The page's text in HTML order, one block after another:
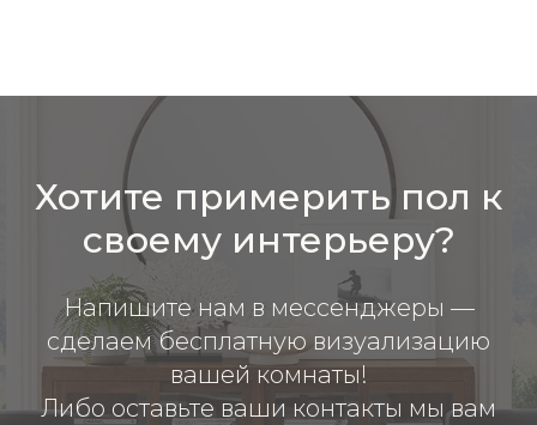
Хотите примерить пол к
своему интерьеру?
Напишите нам в мессенджеры —
сделаем бесплатную визуализацию
вашей комнаты!
Либо оставьте ваши контакты мы вам